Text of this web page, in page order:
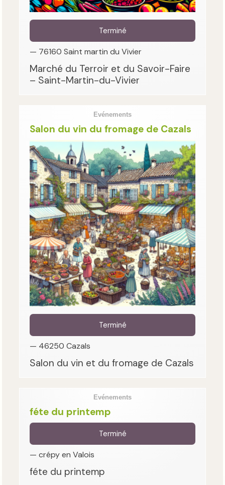
Terminé
— 76160 Saint martin du Vivier
Marché du Terroir et du Savoir-Faire
– Saint-Martin-du-Vivier
Evénements
Salon du vin du fromage de Cazals
Terminé
— 46250 Cazals
Salon du vin et du fromage de Cazals
Evénements
féte du printemp
Terminé
— crépy en Valois
féte du printemp